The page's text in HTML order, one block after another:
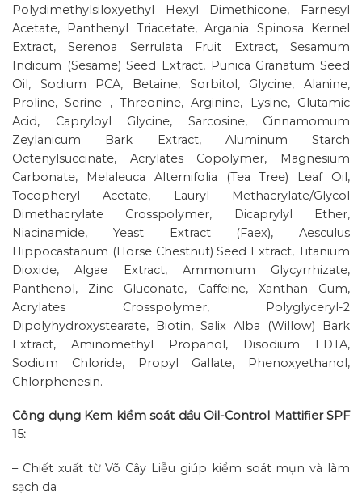
Polydimethylsiloxyethyl Hexyl Dimethicone, Farnesyl
Acetate, Panthenyl Triacetate, Argania Spinosa Kernel
Extract, Serenoa Serrulata Fruit Extract, Sesamum
Indicum (Sesame) Seed Extract, Punica Granatum Seed
Oil, Sodium PCA, Betaine, Sorbitol, Glycine, Alanine,
Proline, Serine , Threonine, Arginine, Lysine, Glutamic
Acid, Capryloyl Glycine, Sarcosine, Cinnamomum
Zeylanicum Bark Extract, Aluminum Starch
Octenylsuccinate, Acrylates Copolymer, Magnesium
Carbonate, Melaleuca Alternifolia (Tea Tree) Leaf Oil,
Tocopheryl Acetate, Lauryl Methacrylate/Glycol
Dimethacrylate Crosspolymer, Dicaprylyl Ether,
Niacinamide, Yeast Extract (Faex), Aesculus
Hippocastanum (Horse Chestnut) Seed Extract, Titanium
Dioxide, Algae Extract, Ammonium Glycyrrhizate,
Panthenol, Zinc Gluconate, Caffeine, Xanthan Gum,
Acrylates Crosspolymer, Polyglyceryl-2
Dipolyhydroxystearate, Biotin, Salix Alba (Willow) Bark
Extract, Aminomethyl Propanol, Disodium EDTA,
Sodium Chloride, Propyl Gallate, Phenoxyethanol,
Chlorphenesin.
Công dụng Kem kiểm soát dầu Oil-Control Mattifier SPF
15:
– Chiết xuất từ Võ Cây Liễu giúp kiểm soát mụn và làm
sạch da